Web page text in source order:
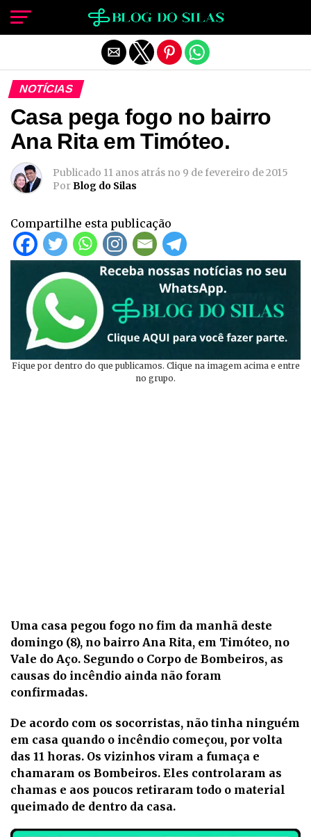
NOTÍCIAS
Casa pega fogo no bairro
Ana Rita em Timóteo.
Publicado 11 anos atrás no 9 de fevereiro de 2015
PorBlog do Silas
Compartilhe esta publicação
Fique por dentro do que publicamos. Clique na imagem acima e entre
no grupo.
Uma casa pegou fogo no fim da manhã deste
domingo (8), no bairro Ana Rita, em Timóteo, no
Vale do Aço. Segundo o Corpo de Bombeiros, as
causas do incêndio ainda não foram
confirmadas.
De acordo com os socorristas, não tinha ninguém
em casa quando o incêndio começou, por volta
das 11 horas. Os vizinhos viram a fumaça e
chamaram os Bombeiros. Eles controlaram as
chamas e aos poucos retiraram todo o material
queimado de dentro da casa.
Sair da versão mobile